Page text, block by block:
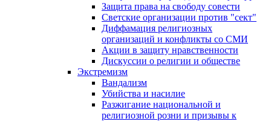
Защита права на свободу совести
Светские организации против "сект"
Диффамация религиозных
организаций и конфликты со СМИ
Акции в защиту нравственности
Дискуссии о религии и обществе
Экстремизм
Вандализм
Убийства и насилие
Разжигание национальной и
религиозной розни и призывы к